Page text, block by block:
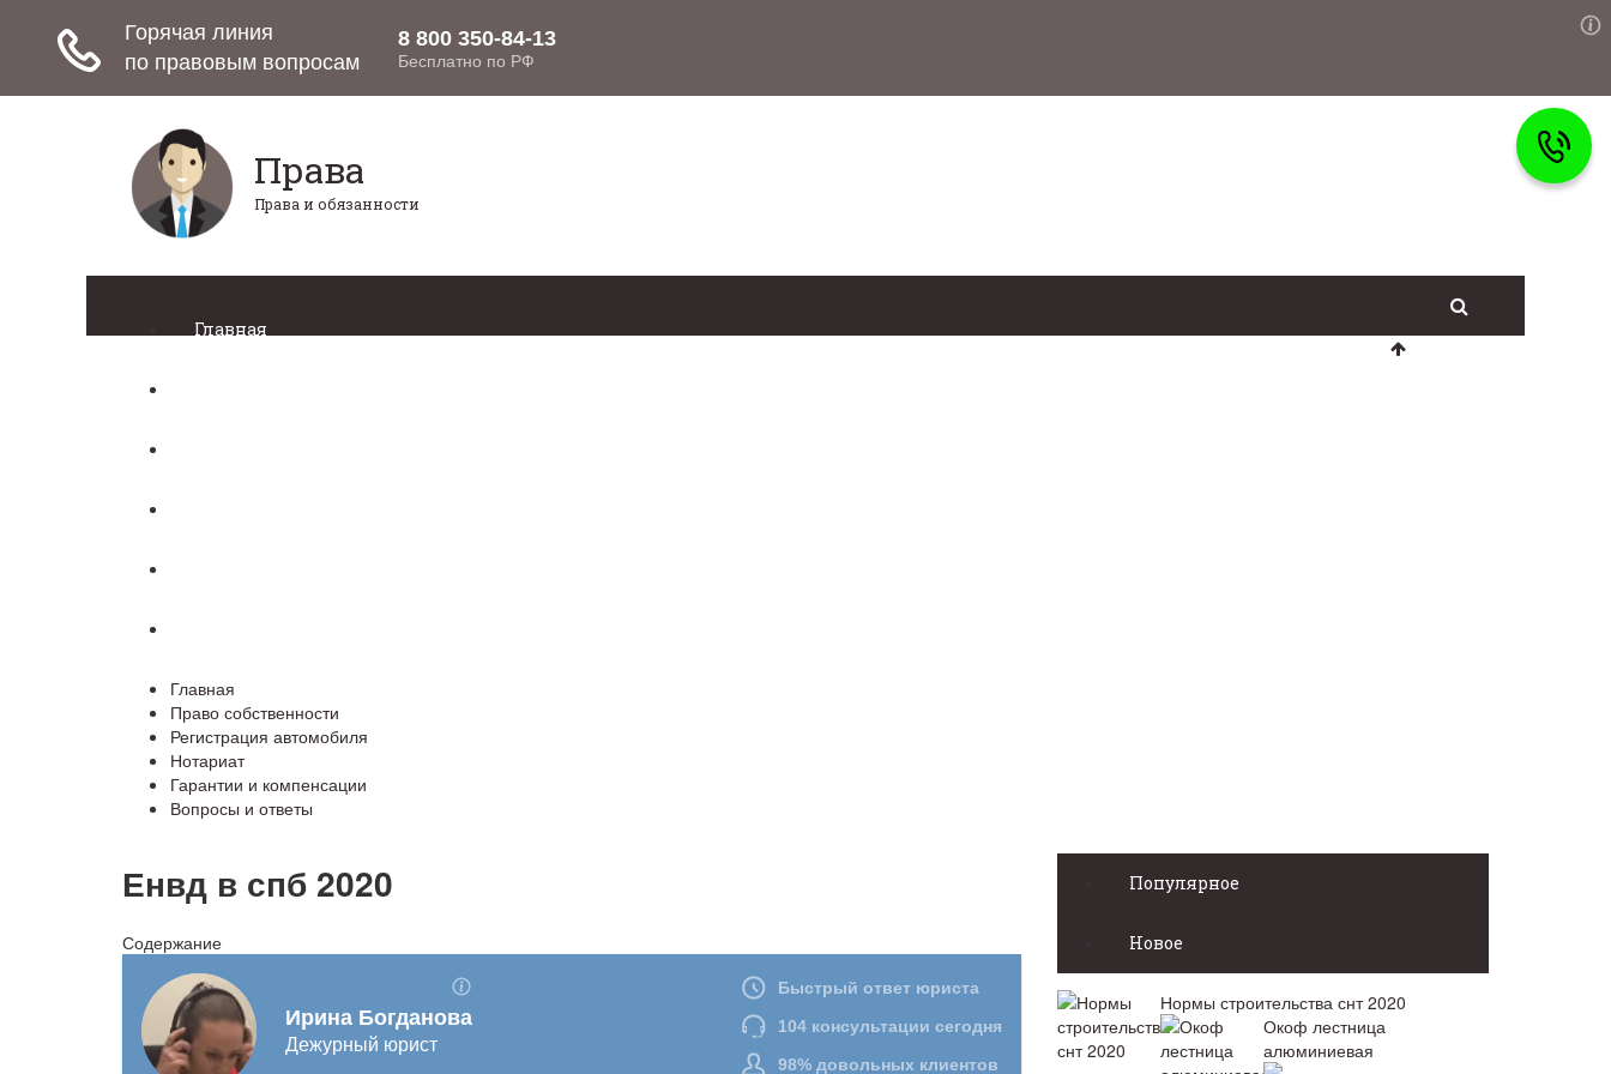
Права
Права и обязанности
Главная
Главная
Право собственности
Регистрация автомобиля
Нотариат
Гарантии и компенсации
Вопросы и ответы
Енвд в спб 2020
Содержание
Популярное
Новое
Нормы строительства снт 2020
Окоф лестница
алюминиевая